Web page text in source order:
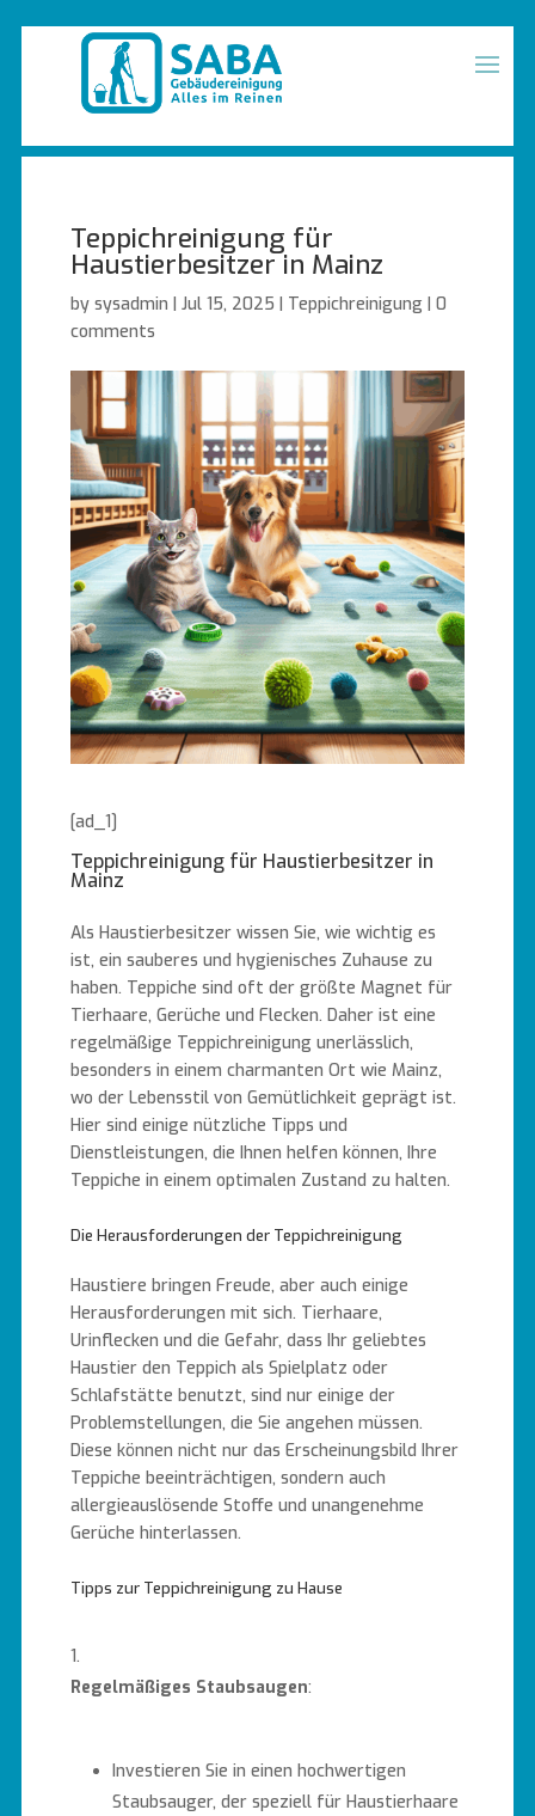
Teppichreinigung für
Haustierbesitzer in Mainz
bysysadmin |Jul 15, 2025 | Teppichreinigung |0
comments
[ad_1]
Teppichreinigung für Haustierbesitzer in
Mainz
Als Haustierbesitzer wissen Sie, wie wichtig es
ist, ein sauberes und hygienisches Zuhause zu
haben. Teppiche sind oft der größte Magnet für
Tierhaare, Gerüche und Flecken. Daher ist eine
regelmäßige Teppichreinigung unerlässlich,
besonders in einem charmanten Ort wie Mainz,
wo der Lebensstil von Gemütlichkeit geprägt ist.
Hier sind einige nützliche Tipps und
Dienstleistungen, die Ihnen helfen können, Ihre
Teppiche in einem optimalen Zustand zu halten.
Die Herausforderungen der Teppichreinigung
Haustiere bringen Freude, aber auch einige
Herausforderungen mit sich. Tierhaare,
Urinflecken und die Gefahr, dass Ihr geliebtes
Haustier den Teppich als Spielplatz oder
Schlafstätte benutzt, sind nur einige der
Problemstellungen, die Sie angehen müssen.
Diese können nicht nur das Erscheinungsbild Ihrer
Teppiche beeinträchtigen, sondern auch
allergieauslösende Stoffe und unangenehme
Gerüche hinterlassen.
Tipps zur Teppichreinigung zu Hause
Regelmäßiges Staubsaugen:
Investieren Sie in einen hochwertigen
Staubsauger, der speziell für Haustierhaare